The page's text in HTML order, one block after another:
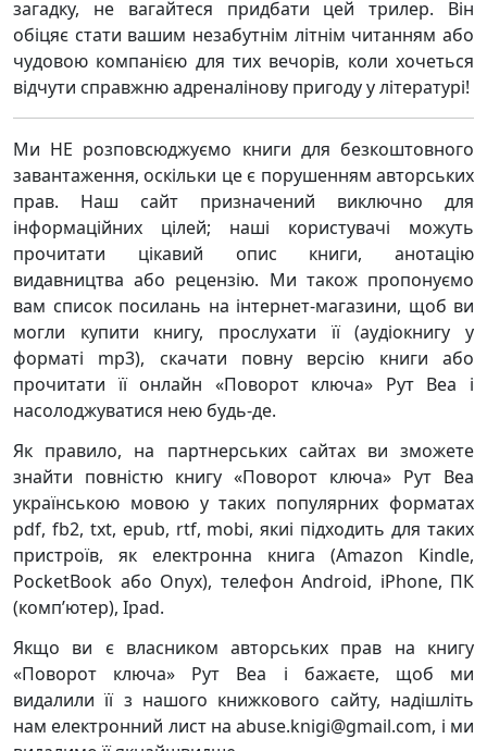
загадку, не вагайтеся придбати цей трилер. Він
обіцяє стати вашим незабутнім літнім читанням або
чудовою компанією для тих вечорів, коли хочеться
відчути справжню адреналінову пригоду у літературі!
Ми НЕ розповсюджуємо книги для безкоштовного
завантаження, оскільки це є порушенням авторських
прав. Наш сайт призначений виключно для
інформаційних цілей; наші користувачі можуть
прочитати цікавий опис книги, анотацію
видавництва або рецензію. Ми також пропонуємо
вам список посилань на інтернет-магазини, щоб ви
могли купити книгу, прослухати її (аудіокнигу у
форматі mp3), скачати повну версію книги або
прочитати її онлайн «Поворот ключа» Рут Веа і
насолоджуватися нею будь-де.
Як правило, на партнерських сайтах ви зможете
знайти повністю книгу «Поворот ключа» Рут Веа
українською мовою у таких популярних форматах
pdf, fb2, txt, epub, rtf, mobi, якиі підходить для таких
пристроїв, як електронна книга (Amazon Kindle,
PocketBook або Onyx), телефон Android, iPhone, ПК
(комп’ютер), Ipad.
Якщо ви є власником авторських прав на книгу
«Поворот ключа» Рут Веа і бажаєте, щоб ми
видалили її з нашого книжкового сайту, надішліть
нам електронний лист на abuse.knigi@gmail.com, і ми